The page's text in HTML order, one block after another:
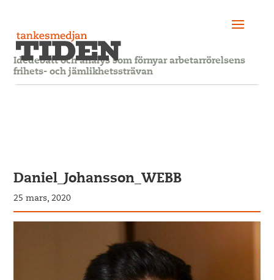
Idédebatt och analys som förnyar arbetarrörelsens
frihets- och jämlikhetssträvan
Daniel_Johansson_WEBB
25 mars, 2020